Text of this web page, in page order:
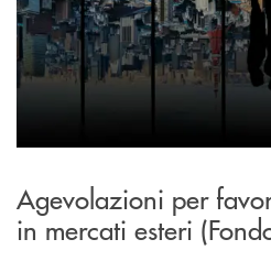
Agevolazioni per
in mercati esteri